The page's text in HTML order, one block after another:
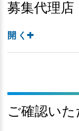
開く
募集代理店
ご確認い